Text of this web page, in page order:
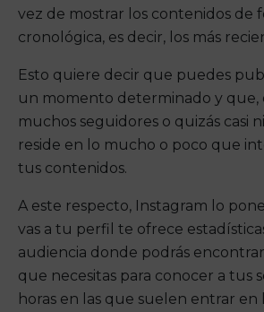
vez de mostrar los contenidos de
cronológica, es decir, los más
Esto quiere decir que puedes
un momento determinado y que,
muchos seguidores o quizás casi
reside en lo mucho o poco que
tus contenidos.
A este respecto, Instagram lo
vas a tu perfil te ofrece
audiencia donde podrás
que necesitas para conocer a tus
horas en las que suelen entrar en